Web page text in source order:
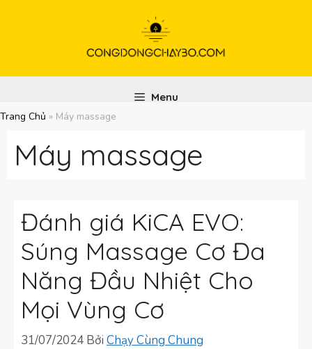
Menu
Trang Chủ » Máy massage
Máy massage
Đánh giá KiCA EVO:
Súng Massage Cơ Đa
Năng Đầu Nhiệt Cho
Mọi Vùng Cơ
31/07/2024 Bởi Chạy Cùng Chung